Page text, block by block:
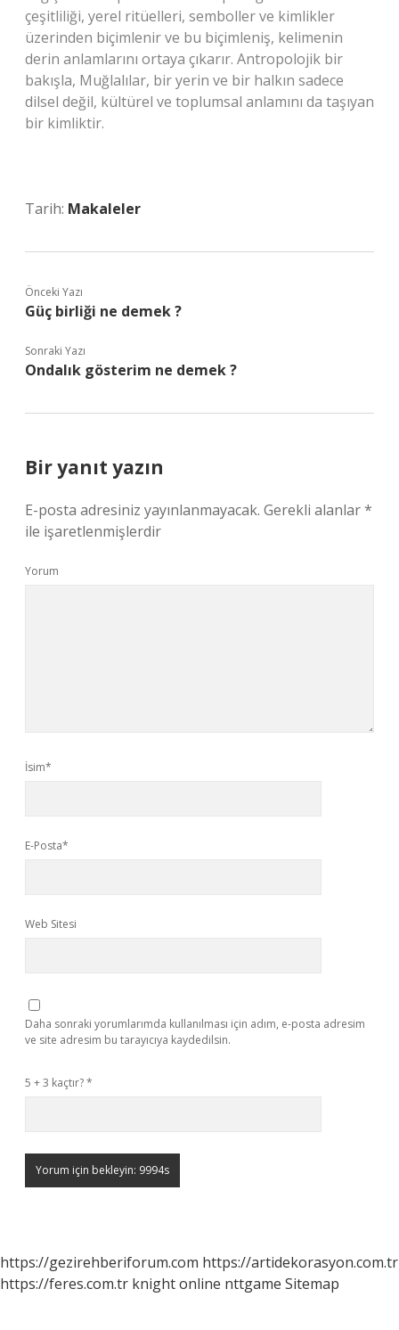
çeşitliliği, yerel ritüelleri, semboller ve kimlikler
üzerinden biçimlenir ve bu biçimleniş, kelimenin
derin anlamlarını ortaya çıkarır. Antropolojik bir
bakışla, Muğlalılar, bir yerin ve bir halkın sadece
dilsel değil, kültürel ve toplumsal anlamını da taşıyan
bir kimliktir.
Tarih: Makaleler
Önceki Yazı
Güç birliği ne demek ?
Sonraki Yazı
Ondalık gösterim ne demek ?
Bir yanıt yazın
E-posta adresiniz yayınlanmayacak. Gerekli alanlar*
ile işaretlenmişlerdir
Yorum
İsim*
E-Posta*
Web Sitesi
Daha sonraki yorumlarımda kullanılması için adım, e-posta adresim
ve site adresim bu tarayıcıya kaydedilsin.
5 + 3 kaçtır?*
https://gezirehberiforum.com https://artidekorasyon.com.tr
https://feres.com.tr knight online nttgame Sitemap